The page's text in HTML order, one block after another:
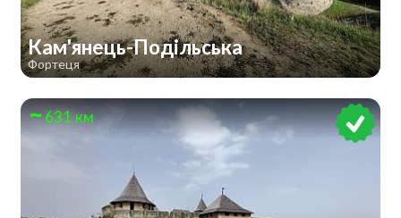
Кам'янець-Подільська
Фортеця
631 км